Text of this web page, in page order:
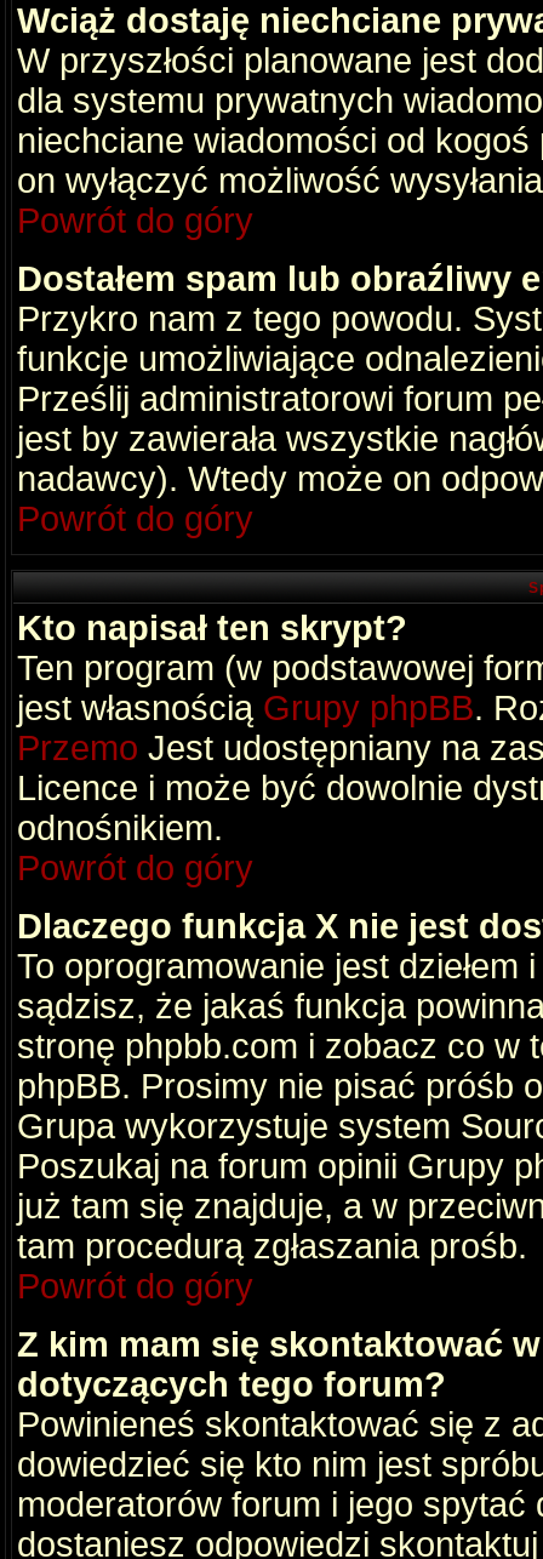
Wciąż dostaję niechciane
W przyszłości planowane jest
dla systemu prywatnych
niechciane wiadomości od
on wyłączyć możliwość
Powrót do góry
Dostałem spam lub obraźliwy
Przykro nam z tego powodu.
funkcje umożliwiające
Prześlij administratorowi forum
jest by zawierała wszystkie
nadawcy). Wtedy może on
Powrót do góry
Kto napisał ten skrypt?
Ten program (w podstawowej
jest własnością Grupy phpBB.
Przemo Jest udostępniany na
Licence i może być dowolnie
odnośnikiem.
Powrót do góry
Dlaczego funkcja X nie jest
To oprogramowanie jest dziełem
sądzisz, że jakaś funkcja
stronę phpbb.com i zobacz co w
phpBB. Prosimy nie pisać próśb
Grupa wykorzystuje system
Poszukaj na forum opinii Grupy
już tam się znajduje, a w
tam procedurą zgłaszania prośb.
Powrót do góry
Z kim mam się skontaktować
dotyczących tego forum?
Powinieneś skontaktować się z
dowiedzieć się kto nim jest
moderatorów forum i jego
dostaniesz odpowiedzi